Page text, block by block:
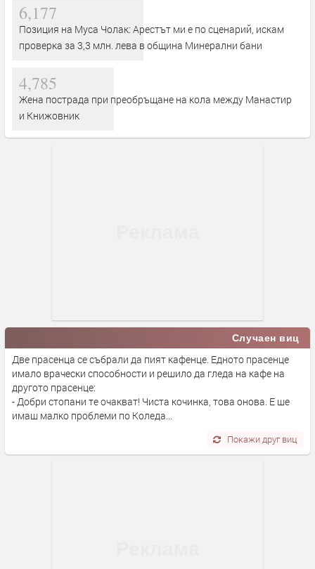
6,177
Позиция на Муса Чолак: Арестът ми е по сценарий, искам
проверка за 3,3 млн. лева в община Минерални бани
4,785
Жена пострада при преобръщане на кола между Манастир
и Книжовник
Случаен виц
Две прасенца се събрали да пият кафенце. Едното прасенце
имало врачески способности и решило да гледа на кафе на
другото прасенце:
- Добри стопани те очакват! Чиста кочинка, това онова. Е ше
имаш малко проблеми по Коледа...
Покажи друг виц